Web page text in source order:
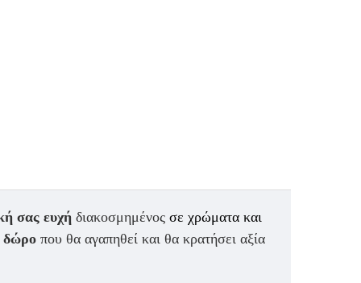
σας ευχή διακοσμημένος σε χρώματα και
δώρο που θα αγαπηθεί και θα κρατήσει αξία